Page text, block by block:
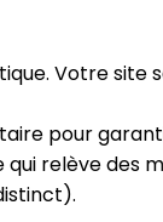
Votre
pour
relève